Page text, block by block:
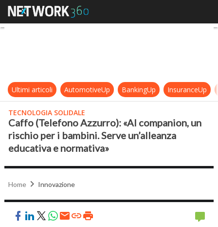
Caffo (Telefono Azzurro): «AI
Ultimi articoli AutomotiveUp BankingUp InsuranceUp
TECNOLOGIA SOLIDALE
Caffo (Telefono Azzurro): «AI companion, un
rischio per i bambini. Serve un’alleanza
educativa e normativa»
Home Innovazione